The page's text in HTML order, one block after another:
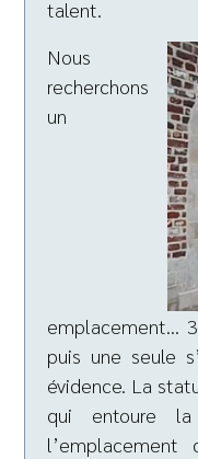
talent.
Nous
recherchons
un
emplacement…
puis une seule
évidence. La
qui entoure
l’emplacement